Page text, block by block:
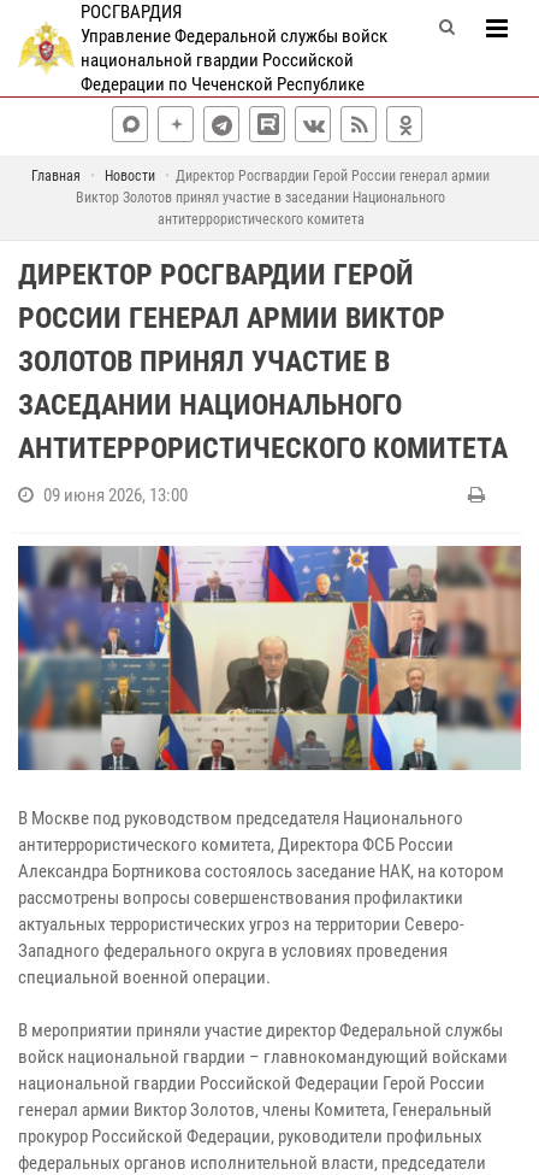
РОСГВАРДИЯ
Управление Федеральной службы войск
национальной гвардии Российской
Федерации по Чеченской Республике
Главная Новости
Директор Росгвардии Герой России генерал армии
Виктор Золотов принял участие в заседании Национального
антитеррористического комитета
ДИРЕКТОР РОСГВАРДИИ ГЕРОЙ
РОССИИ ГЕНЕРАЛ АРМИИ ВИКТОР
ЗОЛОТОВ ПРИНЯЛ УЧАСТИЕ В
ЗАСЕДАНИИ НАЦИОНАЛЬНОГО
АНТИТЕРРОРИСТИЧЕСКОГО КОМИТЕТА
09 июня 2026, 13:00
В Москве под руководством председателя Национального
антитеррористического комитета, Директора ФСБ России
Александра Бортникова состоялось заседание НАК, на котором
рассмотрены вопросы совершенствования профилактики
актуальных террористических угроз на территории Северо-
Западного федерального округа в условиях проведения
специальной военной операции.
В мероприятии приняли участие директор Федеральной службы
войск национальной гвардии – главнокомандующий войсками
национальной гвардии Российской Федерации Герой России
генерал армии Виктор Золотов, члены Комитета, Генеральный
прокурор Российской Федерации, руководители профильных
федеральных органов исполнительной власти, председатели